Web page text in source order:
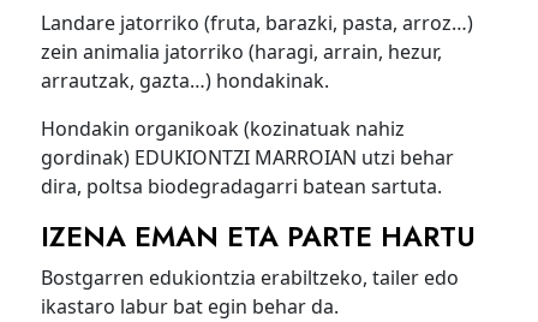
Landare jatorriko (fruta, barazki, pasta, arroz…)
zein animalia jatorriko (haragi, arrain, hezur,
arrautzak, gazta…) hondakinak.
Hondakin organikoak (kozinatuak nahiz
gordinak) EDUKIONTZI MARROIAN utzi behar
dira, poltsa biodegradagarri batean sartuta.
IZENA EMAN ETA PARTE HARTU
Bostgarren edukiontzia erabiltzeko, tailer edo
ikastaro labur bat egin behar da.